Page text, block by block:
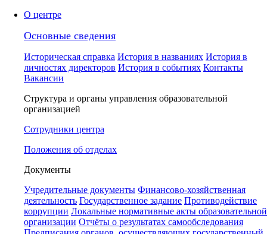
О центре
Основные сведения
Историческая справка История в названиях История в
личностях директоров История в событиях Контакты
Вакансии
Структура и органы управления образовательной
организацией
Сотрудники центра
Положения об отделах
Документы
Учредительные документы Финансово-хозяйственная
деятельность Государственное задание Противодействие
коррупции Локальные нормативные акты образовательной
организации Отчёты о результатах самообследования